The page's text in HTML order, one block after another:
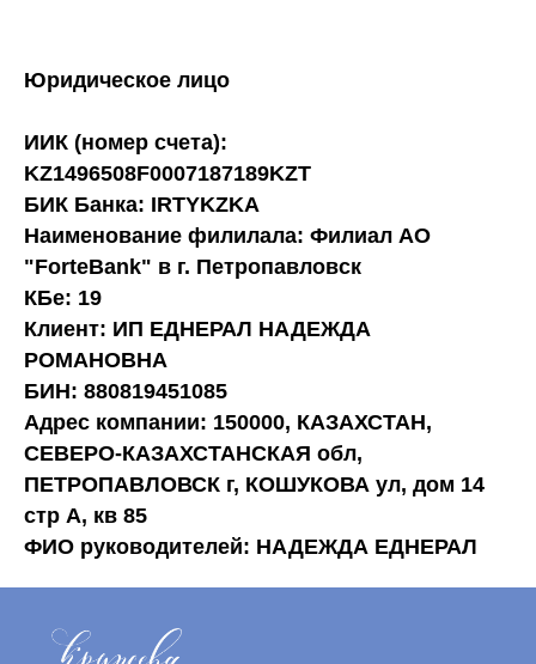
Юридическое лицо
ИИК (номер счета):
KZ1496508F0007187189KZT
БИК Банка: IRTYKZKA
Наименование филилала: Филиал АО
"ForteBank" в г. Петропавловск
КБе: 19
Клиент: ИП ЕДНЕРАЛ НАДЕЖДА
РОМАНОВНА
БИН: 880819451085
Адрес компании: 150000, КАЗАХСТАН,
СЕВЕРО-КАЗАХСТАНСКАЯ обл,
ПЕТРОПАВЛОВСК г, КОШУКОВА ул, дом 14
стр А, кв 85
ФИО руководителей: НАДЕЖДА ЕДНЕРАЛ